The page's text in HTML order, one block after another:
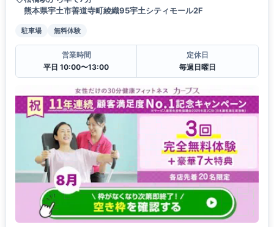
熊本県宇土市善道寺町綾織95宇土シティモール2F
駐車場 無料体験
営業時間
平日 10:00〜13:00
定休日
毎週日曜日